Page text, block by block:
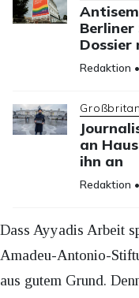
Dossier
Redaktion
an
ihn an
Redaktion •
Dass Ayyadis Arbeit
Amadeu-Antonio-
aus gutem Grund.